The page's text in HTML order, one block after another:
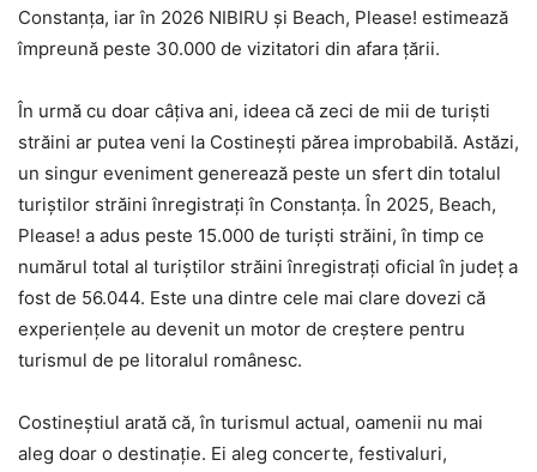
Constanța, iar în 2026 NIBIRU și Beach, Please! estimează
împreună peste 30.000 de vizitatori din afara țării.
În urmă cu doar câțiva ani, ideea că zeci de mii de turiști
străini ar putea veni la Costinești părea improbabilă. Astăzi,
un singur eveniment generează peste un sfert din totalul
turiștilor străini înregistrați în Constanța. În 2025, Beach,
Please! a adus peste 15.000 de turiști străini, în timp ce
numărul total al turiștilor străini înregistrați oficial în județ a
fost de 56.044. Este una dintre cele mai clare dovezi că
experiențele au devenit un motor de creștere pentru
turismul de pe litoralul românesc.
Costineștiul arată că, în turismul actual, oamenii nu mai
aleg doar o destinație. Ei aleg concerte, festivaluri,